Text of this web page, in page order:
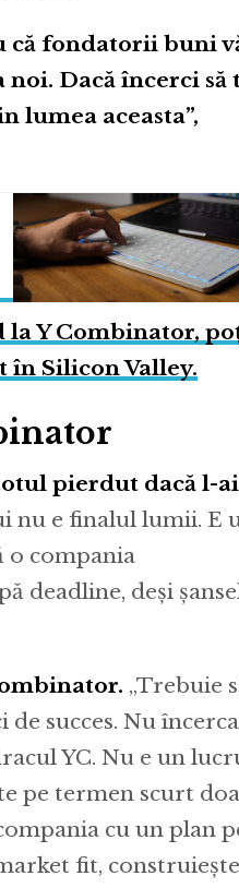
că fondatorii buni
Dacă încerci să
lumea aceasta”,
la Y Combinator,
în Silicon Valley.
pierdut dacă l-ai
nu e finalul lumii. E
o compania
deadline, deși
„Trebuie
de succes. Nu încerca
YC. Nu e un
pe termen scurt
cu un plan
fit, construiește